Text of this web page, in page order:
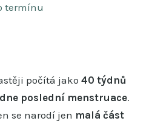
termínu
počítá jako 40 týdnů
poslední menstruace.
se narodí jen malá část